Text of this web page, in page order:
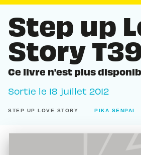
Step up
Story
Ce livre n'est plus
Sortie le 18 juillet 2012
STEP UP LOVE STORY PIKA SENPAI